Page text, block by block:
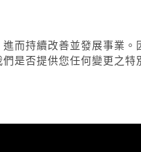
而持續改善並發展事業
是否提供您任何變更之